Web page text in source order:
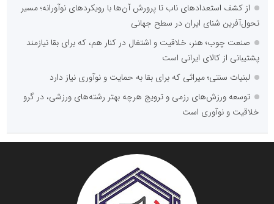
از کشف استعدادهای ناب تا پرورش آن‌ها با رویکردهای نوآورانه؛ مسیر
تحول‌آفرین شنای ایران در سطح جهانی
صنعت چوب؛ هنر، خلاقیت و اشتغال در کنار هم، که برای بقا نیازمند
پشتیبانی از کالای ایرانی است
لبنیات سنتی؛ میراثی که برای بقا به حمایت و نوآوری نیاز دارد
توسعه ورزش‌های رزمی و ترویج هرچه بهتر رشته‌های ورزشی، در گرو
خلاقیت و نوآوری است